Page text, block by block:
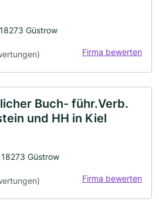
Güstrow
Firma bewerten
Buch- führ.Verb.
und HH in Kiel
Güstrow
Firma bewerten